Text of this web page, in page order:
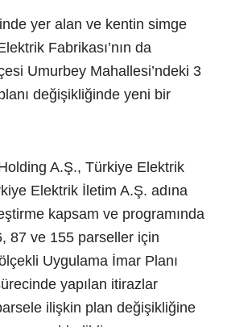
yer alan ve kentin simge
Fabrikası’nın da
Umurbey Mahallesi’ndeki 3
değişikliğinde yeni bir
A.Ş., Türkiye Elektrik
Elektrik İletim A.Ş. adına
kapsam ve programında
87 ve 155 parseller için
Uygulama İmar Planı
yapılan itirazlar
ilişkin plan değişikliğine